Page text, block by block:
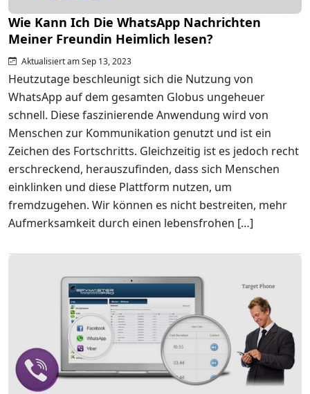
Wie Kann Ich Die WhatsApp Nachrichten
Meiner Freundin Heimlich lesen?
Aktualisiert am Sep 13, 2023
Heutzutage beschleunigt sich die Nutzung von
WhatsApp auf dem gesamten Globus ungeheuer
schnell. Diese faszinierende Anwendung wird von
Menschen zur Kommunikation genutzt und ist ein
Zeichen des Fortschritts. Gleichzeitig ist es jedoch recht
erschreckend, herauszufinden, dass sich Menschen
einklinken und diese Plattform nutzen, um
fremdzugehen. Wir können es nicht bestreiten, mehr
Aufmerksamkeit durch einen lebensfrohen […]